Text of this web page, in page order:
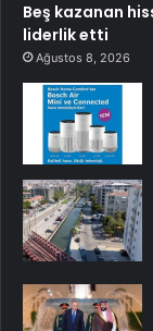
Beş kazanan
liderlik etti
Ağustos 8, 2026